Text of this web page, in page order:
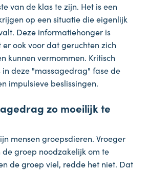
van de klas te zijn. Het is een
op een situatie die eigenlijk
Deze informatiehonger is
ook voor dat geruchten zich
kunnen vermommen. Kritisch
deze "massagedrag" fase de
impulsieve beslissingen.
zo moeilijk te
mensen groepsdieren. Vroeger
groep noodzakelijk om te
de groep viel, redde het niet. Dat